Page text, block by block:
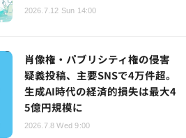
2026.7.12 Sun 14:00
肖像権・パブリシティ権の侵害
疑義投稿、主要SNSで4万件超。
生成AI時代の経済的損失は最大4
5億円規模に
2026.7.8 Wed 9:00